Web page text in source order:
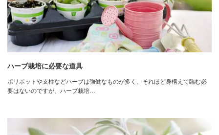
ハーブ栽培に必要な道具
ポリポットや支柱などハーブは強健なものが多く、それほど身構えて臨む必
要はないのですが、ハーブ栽培…